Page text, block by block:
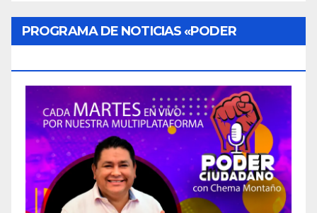
PROGRAMA DE NOTICIAS «PODER